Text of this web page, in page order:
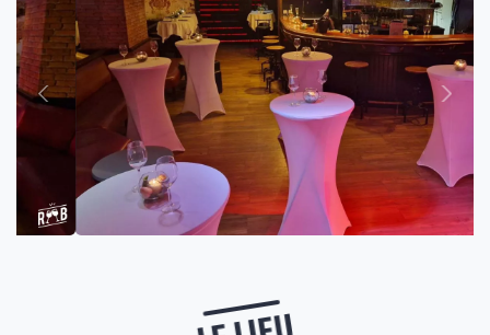
Précédent
Suivant